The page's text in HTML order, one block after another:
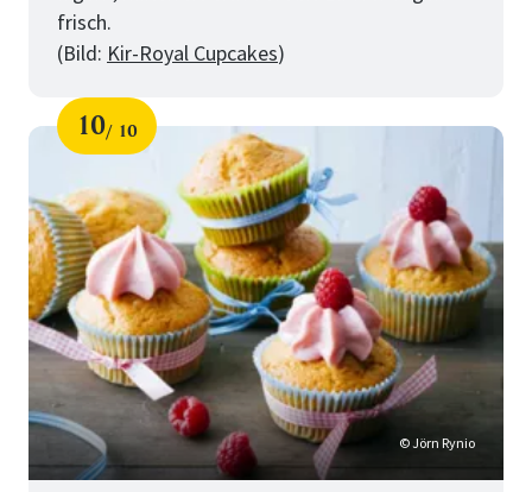
frisch.
(Bild: Kir-Royal Cupcakes)
Schritt
10
von
10
für
10
Tipps
für
perfekte
Cupcakes
© Jörn Rynio